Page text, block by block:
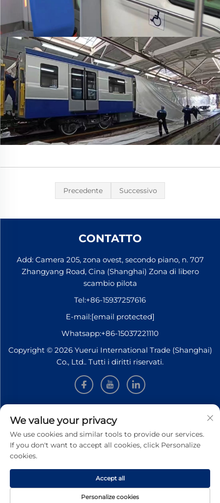
Precedente Successivo
CONTATTO
Add: Camera 205, zona ovest, secondo piano, n. 707
Zhangyang Road, Cina (Shanghai) Zona di libero
scambio pilota
Tel:+86-15937257616
E-mail:[email protected]
Whatsapp:+86-15037221110
Copyright © 2026 Yuerui International Trade (Shanghai)
Co., Ltd.. Tutti i diritti riservati.
INFORMAZIONI
Iscriviti per ricevere la nostra newsletter settimanale
Invia
We value your privacy
We use cookies and similar tools to provide our services.
If you don't want to accept all cookies, click Personalize
cookies.
Personalize cookies
Accept all